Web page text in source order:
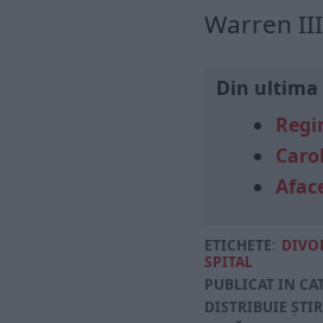
Warren
Din ultima
ETICHETE:
SPITAL
PUBLICAT IN
DISTRIBUIE